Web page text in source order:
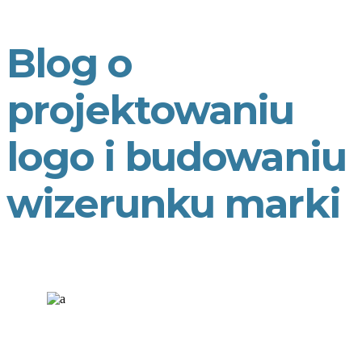
Blog o
projektowaniu
logo i budowaniu
wizerunku marki